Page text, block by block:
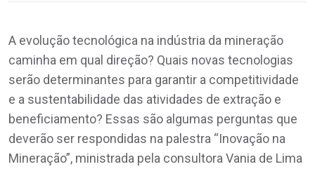
A evolução tecnológica na indústria da mineração
caminha em qual direção? Quais novas tecnologias
serão determinantes para garantir a competitividade
e a sustentabilidade das atividades de extração e
beneficiamento? Essas são algumas perguntas que
deverão ser respondidas na palestra “Inovação na
Mineração”, ministrada pela consultora Vania de Lima